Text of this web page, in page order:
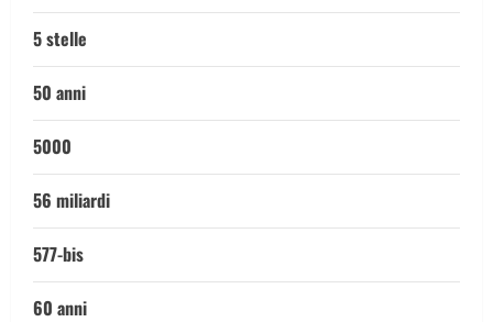
5 stelle
50 anni
5000
56 miliardi
577-bis
60 anni